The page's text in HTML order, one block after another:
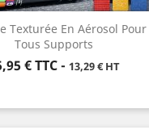
Texturée En Aérosol Pour
Tous Supports
€ TTC- 13,29 € HT